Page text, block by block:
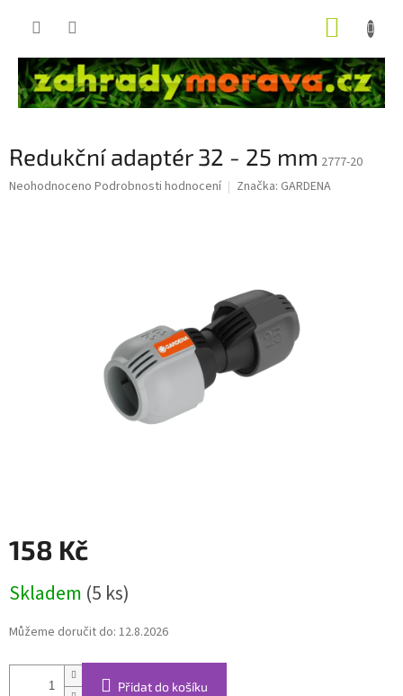
Redukční adaptér 32 - 25 mm 2777-20
Průměrné
Neohodnoceno Podrobnosti hodnocení Značka: GARDENA
158 Kč
cena:
Skladem (5 ks)
Můžeme doručit do: 12.8.2026
Přidat do košíku